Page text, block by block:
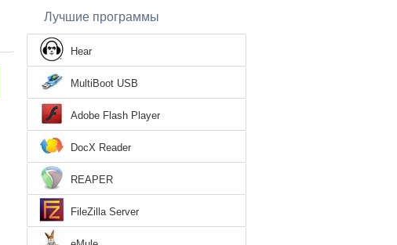
Лучшие программы
Hear
MultiBoot USB
Adobe Flash Player
DocX Reader
REAPER
FileZilla Server